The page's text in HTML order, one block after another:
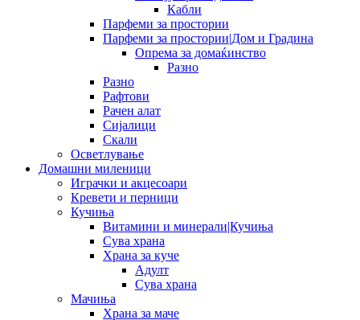
Кабли
Парфеми за простории
Парфеми за простории|Дом и Градина
Опрема за домаќинство
Разно
Разно
Рафтови
Рачен алат
Сијалици
Скали
Осветлување
Домашни миленици
Играчки и акцесоари
Кревети и перници
Кучиња
Витамини и минерали|Кучиња
Сува храна
Храна за куче
Адулт
Сува храна
Мачиња
Храна за маче